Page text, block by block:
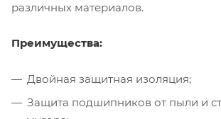
различных материалов.
Преимущества:
Двойная защитная изоляция;
Защита подшипников от пыли и